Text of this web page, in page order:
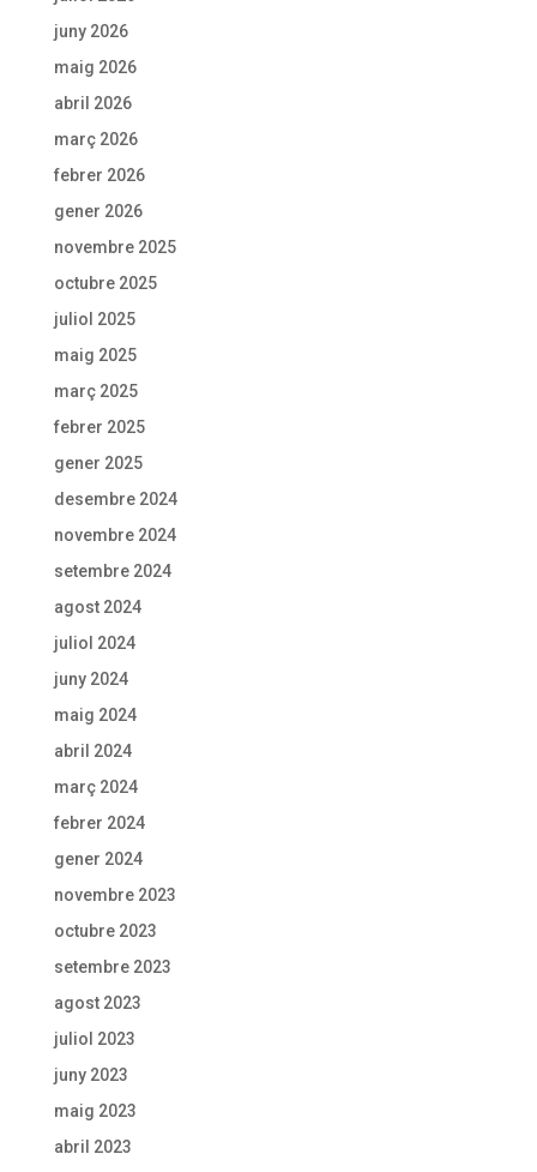
juny 2026
maig 2026
abril 2026
març 2026
febrer 2026
gener 2026
novembre 2025
octubre 2025
juliol 2025
maig 2025
març 2025
febrer 2025
gener 2025
desembre 2024
novembre 2024
setembre 2024
agost 2024
juliol 2024
juny 2024
maig 2024
abril 2024
març 2024
febrer 2024
gener 2024
novembre 2023
octubre 2023
setembre 2023
agost 2023
juliol 2023
juny 2023
maig 2023
abril 2023